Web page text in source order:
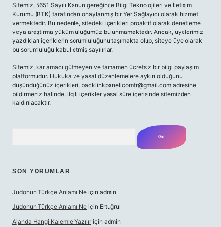
Sitemiz, 5651 Sayılı Kanun gereğince Bilgi Teknolojileri ve İletişim
Kurumu (BTK) tarafından onaylanmış bir Yer Sağlayıcı olarak hizmet
vermektedir. Bu nedenle, sitedeki içerikleri proaktif olarak denetleme
veya araştırma yükümlülüğümüz bulunmamaktadır. Ancak, üyelerimiz
yazdıkları içeriklerin sorumluluğunu taşımakta olup, siteye üye olarak
bu sorumluluğu kabul etmiş sayılırlar.
Sitemiz, kar amacı gütmeyen ve tamamen ücretsiz bir bilgi paylaşım
platformudur. Hukuka ve yasal düzenlemelere aykırı olduğunu
düşündüğünüz içerikleri, backlinkpanelicomtr@gmail.com adresine
bildirmeniz halinde, ilgili içerikler yasal süre içerisinde sitemizden
kaldırılacaktır.
SON YORUMLAR
Judonun Türkçe Anlamı Ne için admin
Judonun Türkçe Anlamı Ne için Ertuğrul
Ajanda Hangi Kalemle Yazılır için admin